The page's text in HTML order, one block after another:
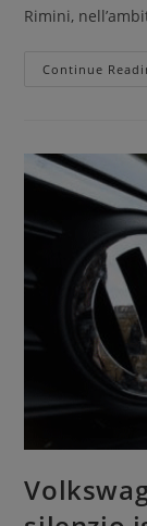
Rimini,
Continue